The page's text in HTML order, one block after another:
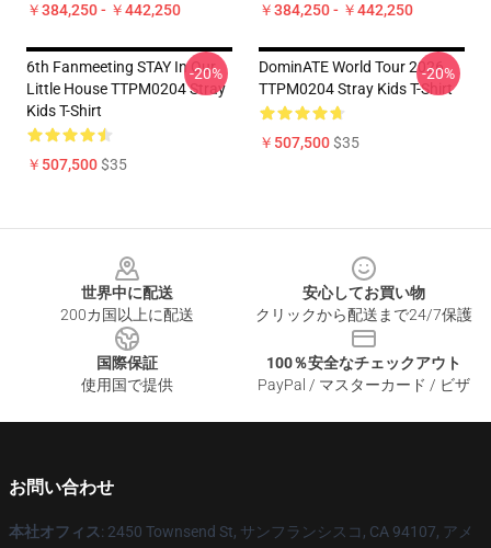
￥384,250 - ￥442,250 ￥384,250 - ￥442,250
6th Fanmeeting STAY In Our
Little House TTPM0204 Stray
Kids T-Shirt
￥507,500$35
-20%
DominATE World Tour 2026
TTPM0204 Stray Kids T-Shirt
￥507,500$35
-20%
世界中に配送
200カ国以上に配送
安心してお買い物
クリックから配送まで24/7保護
国際保証
使用国で提供
100％安全なチェックアウト
PayPal / マスターカード / ビザ
お問い合わせ
本社オフィス: 2450 Townsend St, サンフランシスコ, CA 94107, アメ